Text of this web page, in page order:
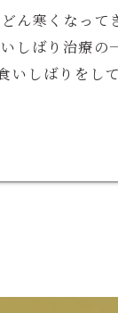
ん寒くなっ
しばり治療
いしばりを